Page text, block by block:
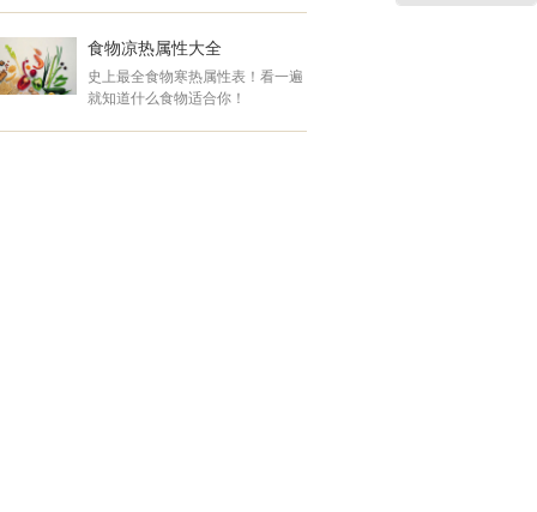
群 &nbs ... ... ... ... ... ... ... ... ... ...
食物凉热属性大全
史上最全食物寒热属性表！看一遍
就知道什么食物适合你！